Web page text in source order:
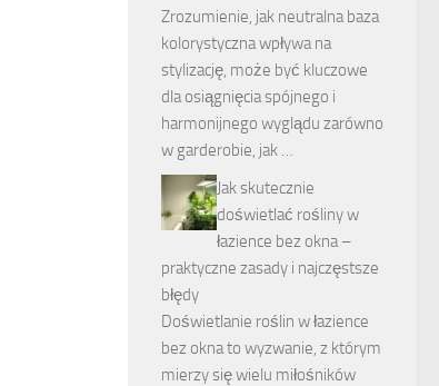
Zrozumienie, jak neutralna baza
kolorystyczna wpływa na
stylizację, może być kluczowe
dla osiągnięcia spójnego i
harmonijnego wyglądu zarówno
w garderobie, jak …
Jak skutecznie
doświetlać rośliny w
łazience bez okna –
praktyczne zasady i najczęstsze
błędy
Doświetlanie roślin w łazience
bez okna to wyzwanie, z którym
mierzy się wielu miłośników